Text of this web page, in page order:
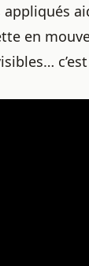
en